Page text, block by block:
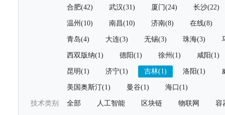
合肥(42) 武汉(31) 厦门(24) 长沙(22)
温州(10) 南昌(10) 济南(8) 在线(8)
青岛(4) 大连(3) 无锡(3) 珠海(3)
西双版纳(1) 德阳(1) 徐州(1) 咸阳(1)
昆明(1) 济宁(1) 吉林(1) 洛阳(1)
美国奥斯汀(1) 曼谷(1) 海口(1)
技术类别 全部 人工智能 区块链 物联网 容